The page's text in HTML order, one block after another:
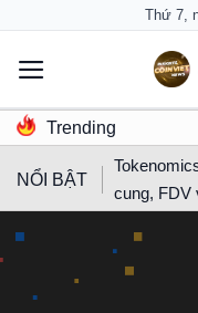
content
Thứ 7,
Trending
NỔI BẬT
cung, FDV